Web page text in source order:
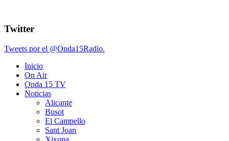
Twitter
Tweets por el @Onda15Radio.
Inicio
On Air
Onda 15 TV
Noticias
Alicante
Busot
El Campello
Sant Joan
Xixona